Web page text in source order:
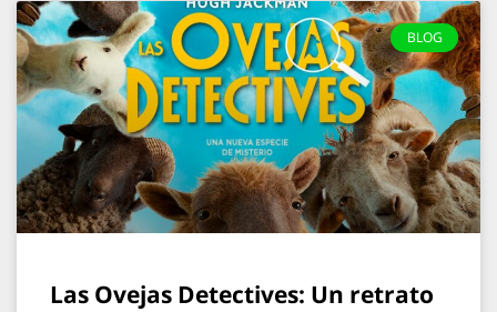
BLOG
Las Ovejas Detectives: Un retrato